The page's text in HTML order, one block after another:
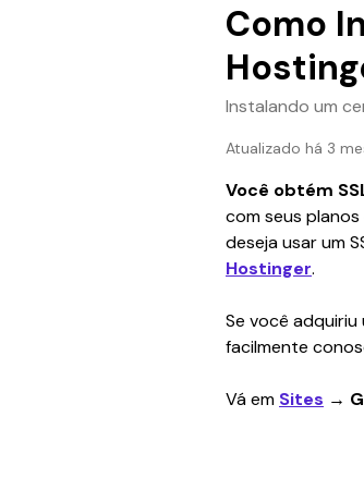
Como
Instalando um
Atualizado há 3
Você obtém
com seus
deseja usar um
Hostinger.
Se você
facilmente
Vá em Sites →